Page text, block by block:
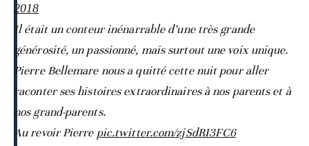
2018
Il était un conteur inénarrable d’une très grande
générosité, un passionné, mais surtout une voix unique.
Pierre Bellemare nous a quitté cette nuit pour aller
raconter ses histoires extraordinaires à nos parents et à
nos grand-parents.
Au revoir Pierre pic.twitter.com/zjSdRI3FC6